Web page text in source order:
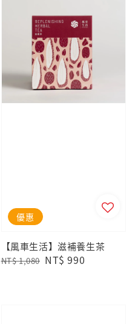
優惠
【風車生活】滋補養生茶
Regular
NT$ 1,080 Sale
NT$ 990